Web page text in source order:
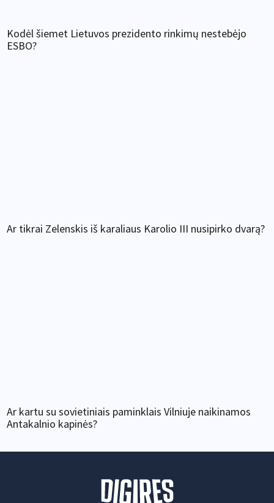
Kodėl šiemet Lietuvos prezidento rinkimų nestebėjo
ESBO?
Ar tikrai Zelenskis iš karaliaus Karolio III nusipirko dvarą?
Ar kartu su sovietiniais paminklais Vilniuje naikinamos
Antakalnio kapinės?